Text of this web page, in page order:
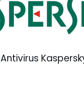
Antivirus